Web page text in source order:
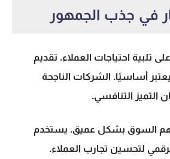
في جذب الجمهور
تلبية احتياجات العملاء. تقديم
أساسيًا. الشركات الناجحة
التميز التنافسي.
السوق بشكل عميق. يستخدم
لتحسين تجارب العملاء.